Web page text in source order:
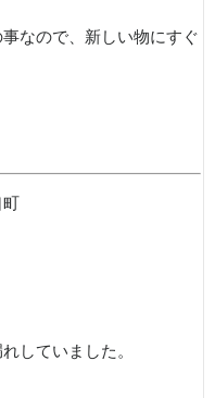
なので、新しい物にすぐ
町
していました。